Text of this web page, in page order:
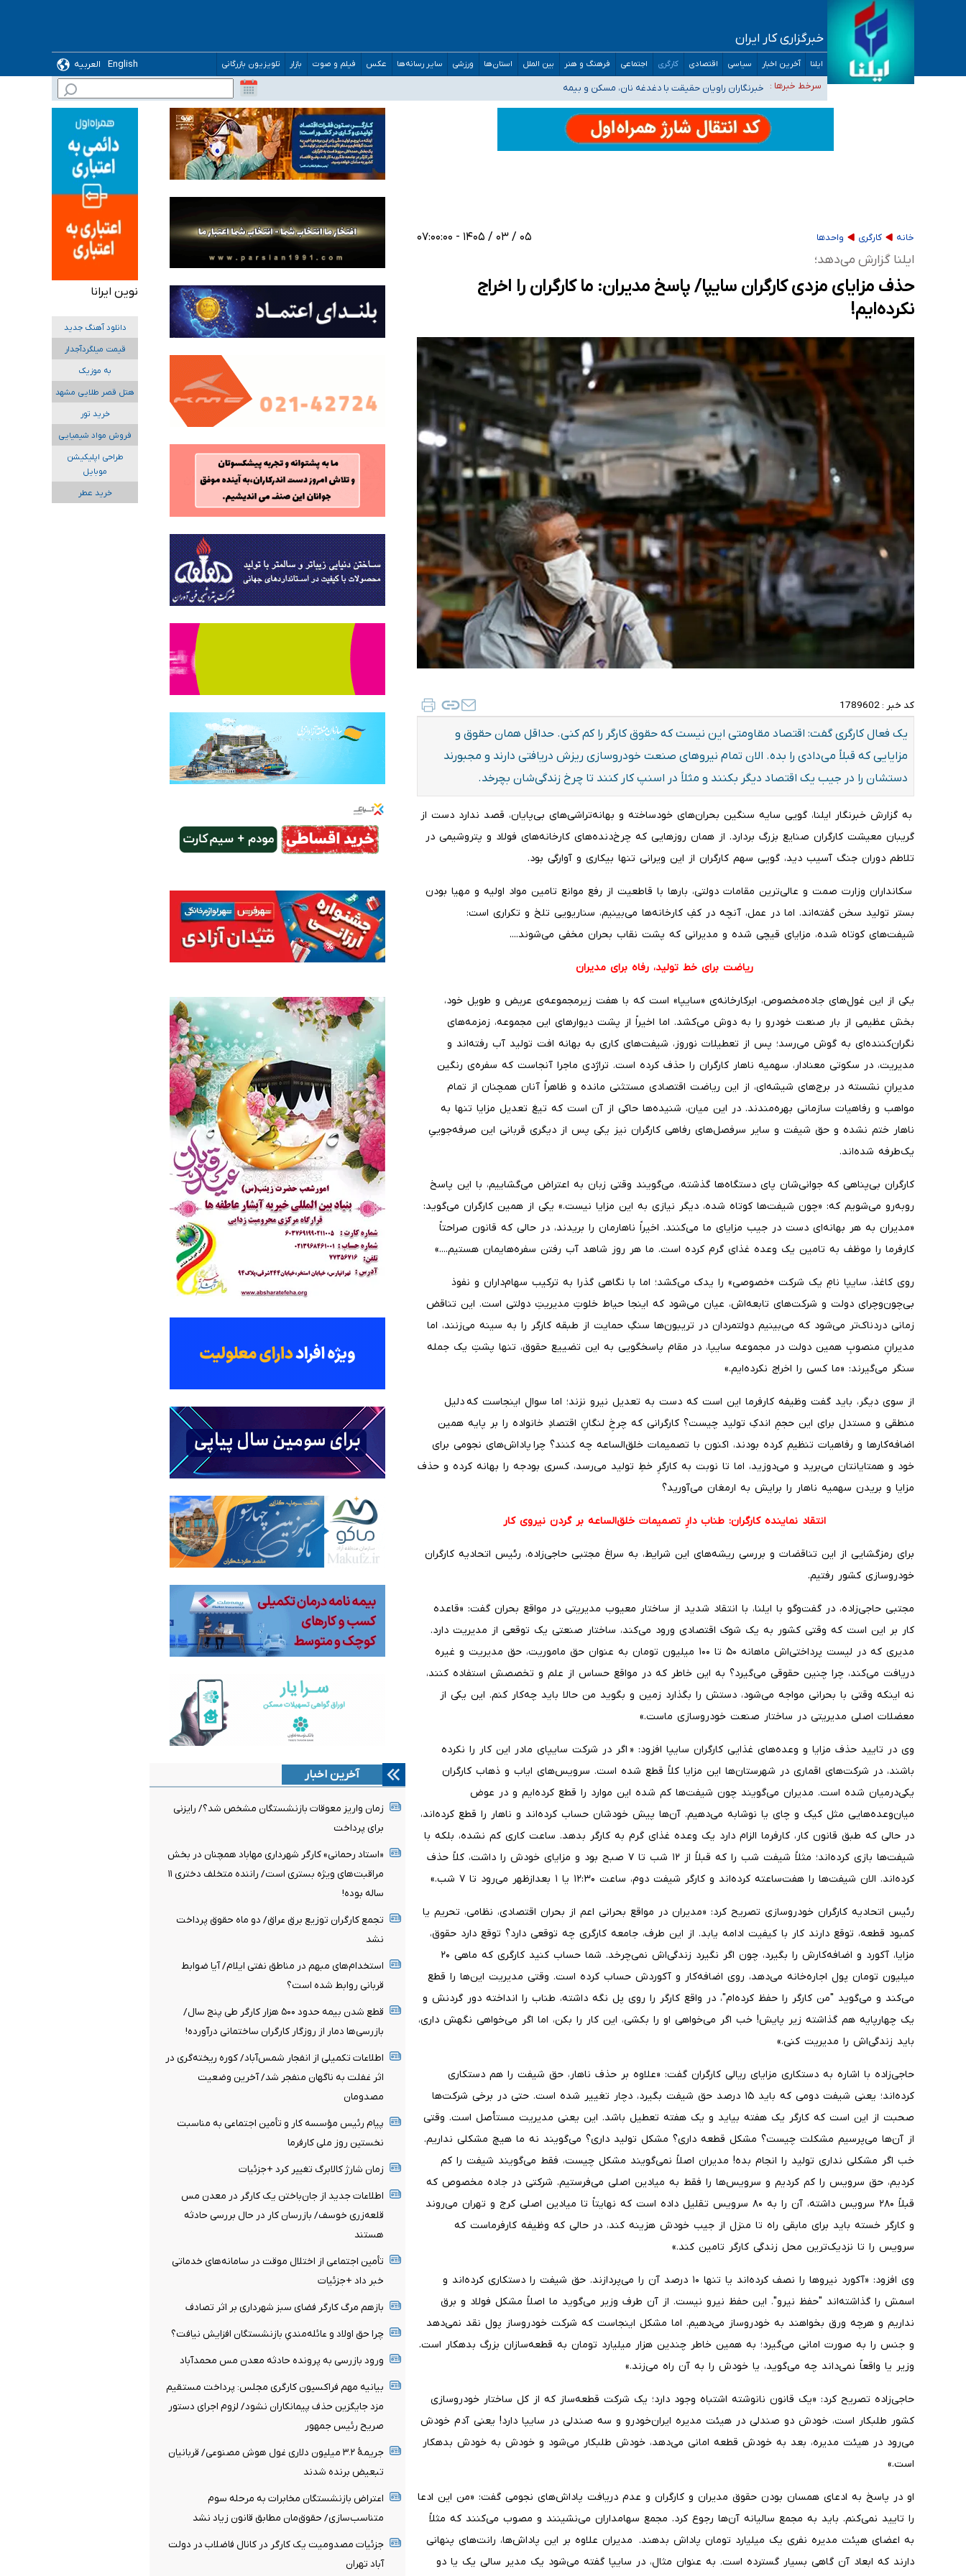
خبرگزاری کار ایران
ایلنا آخرین اخبار سیاسی اقتصادی کارگری اجتماعی فرهنگ و هنر بین الملل استان‌ها ورزشی سایر رسانه‌ها عکس فیلم و صوت بازار تلویزیون بازرگانی English
العربیه
سرخط خبرها :
تعویق آزمون ورودی دکترای تخصصی فرماندهی صحنه عملیات و دکترای تخصصی جغرافیای نظامی دافوس آجا
خبرنگاران راویان حقیقت با دغدغه نان، مسکن و بیمه
آخرین وضعیت شیوع عفونت‌های تنفسی در کشور/ خوزستان و کرمان بالاتر از آستانه هشدار
هیچ پرستاری بازداشت یا اخراج نشده است/ از رئیس جمهور خواستیم ورود کند
ثبت‌نام بخش عمده دانش‌آموزان مدارس ایرانی امارات در کشور/ درباره محصلان باقی‌مانده در دبی متناسب با شرایط جدید تصمیم‌گیری می‌شود
خانه کارگری واحدها ۰۵ / ۰۳ / ۱۴۰۵ - ۰۷:۰۰:۰۰
ایلنا گزارش می‌دهد؛
حذف مزایای مزدی کارگران سایپا/ پاسخ مدیران: ما کارگران را اخراج
نکرده‌ایم!
کد خبر : 1789602
یک فعال کارگری گفت: اقتصاد مقاومتی این نیست که حقوق کارگر را کم کنی. حداقل همان حقوق و
مزایایی که قبلاً می‌دادی را بده. الان تمام نیروهای صنعت خودروسازی ریزش دریافتی دارند و مجبورند
دستشان را در جیب یک اقتصاد دیگر بکنند و مثلاً در اسنپ کار کنند تا چرخ زندگی‌شان بچرخد.
به گزارش خبرنگار ایلنا، گویی سایه سنگین بحران‌های خودساخته و بهانه‌تراشی‌های بی‌پایان، قصد ندارد دست از
گریبان معیشت کارگران صنایع بزرگ بردارد. از همان روزهایی که چرخ‌دنده‌های کارخانه‌های فولاد و پتروشیمی در
تلاطم دوران جنگ آسیب دید، گویی سهم کارگران از این ویرانی تنها بیکاری و آوارگی بود.
سکانداران وزارت صمت و عالی‌ترین مقامات دولتی، بارها با قاطعیت از رفع موانع تامین مواد اولیه و مهیا بودن
بستر تولید سخن گفته‌اند. اما در عمل، آنچه در کفِ کارخانه‌ها می‌بینیم، سناریویی تلخ و تکراری است:
شیفت‌های کوتاه شده، مزایای قیچی شده و مدیرانی که پشت نقاب بحران مخفی می‌شوند....
ریاضت برای خط تولید، رفاه برای مدیران
​یکی از این غول‌های جاده‌مخصوص، ابرکارخانه‌ی «سایپا» است که با هفت زیرمجموعه‌ی عریض و طویل خود،
بخش عظیمی از بار صنعت خودرو را به دوش می‌کشد. اما اخیراً از پشت دیوارهای این مجموعه، زمزمه‌های
نگران‌کننده‌ای به گوش می‌رسد؛ پس از تعطیلات نوروز، شیفت‌های کاری به بهانه افت تولید آب رفته‌اند و
مدیریت، در سکوتی معنادار، سهمیه ناهار کارگران را حذف کرده است. تراژدی ماجرا آنجاست که سفره‌ی رنگین
مدیرانِ نشسته در برج‌های شیشه‌ای، از این ریاضت اقتصادی مستثنی مانده و ظاهراً آنان همچنان از تمام
مواهب و رفاهیات سازمانی بهره‌مندند. در این میان، شنیده‌ها حاکی از آن است که تیغ تعدیل مزایا تنها به
ناهار ختم نشده و حق شیفت و سایر سرفصل‌های رفاهی کارگران نیز یکی پس از دیگری قربانی این صرفه‌جوییِ
یک‌طرفه شده‌اند.
​کارگران بی‌پناهی که جوانی‌شان پای دستگاه‌ها گذشته، می‌گویند وقتی زبان به اعتراض می‌گشاییم، با این پاسخ
روبه‌رو می‌شویم که: «چون شیفت‌ها کوتاه شده، دیگر نیازی به این مزایا نیست.» یکی از همین کارگران می‌گوید:
«مدیران به هر بهانه‌ای دست در جیب مزایای ما می‌کنند. اخیراً ناهارمان را بریدند، در حالی که قانون صراحتاً
کارفرما را موظف به تامین یک وعده غذای گرم کرده است. ما هر روز شاهد آب رفتن سفره‌هایمان هستیم....»
​روی کاغذ، سایپا نامِ یک شرکت «خصوصی» را یدک می‌کشد؛ اما با نگاهی گذرا به ترکیب سهام‌داران و نفوذ
بی‌چون‌وچرای دولت و شرکت‌های تابعه‌اش، عیان می‌شود که اینجا حیاط خلوتِ مدیریتِ دولتی است. این تناقض
زمانی دردناک‌تر می‌شود که می‌بینیم دولتمردان در تریبون‌ها سنگِ حمایت از طبقه کارگر را به سینه می‌زنند، اما
مدیرانِ منصوبِ همین دولت در مجموعه سایپا، در مقام پاسخگویی به این تضییع حقوق، تنها پشتِ یک جمله
سنگر می‌گیرند: «ما کسی را اخراج نکرده‌ایم.»
​از سوی دیگر، باید گفت وظیفه کارفرما این است که دست به تعدیل نیرو نزند؛ اما سوال اینجاست که دلیل
منطقی و مستدل برای این حجمِ اندکِ تولید چیست؟ کارگرانی که چرخِ لنگانِ اقتصادِ خانواده را بر پایه همین
اضافه‌کارها و رفاهیات تنظیم کرده بودند، اکنون با تصمیمات خلق‌الساعه چه کنند؟ چرا پاداش‌های نجومی برای
خود و همتایانتان می‌برید و می‌دوزید، اما تا نوبت به کارگرِ خطِ تولید می‌رسد، کسری بودجه را بهانه کرده و حذف
مزایا و بریدن سهمیه ناهار را برایش به ارمغان می‌آورید؟
انتقاد نماینده کارگران: طناب دارِ تصمیمات خلق‌الساعه بر گردن نیروی کار
​برای رمزگشایی از این تناقضات و بررسی ریشه‌های این شرایط، به سراغ مجتبی حاجی‌زاده، رئیس اتحادیه کارگران
خودروسازی کشور رفتیم.
مجتبی حاجی‌زاده، در گفت‌وگو با ایلنا، با انتقاد شدید از ساختار معیوب مدیریتی در مواقع بحران گفت: «قاعده
کار بر این است که وقتی کشور به یک شوک اقتصادی ورود می‌کند، ساختار صنعتی یک توقعی از مدیریت دارد.
مدیری که در لیست پرداختی‌اش ماهانه ۵۰ تا ۱۰۰ میلیون تومان به عنوان حق ماموریت، حق مدیریت و غیره
دریافت می‌کند، چرا چنین حقوقی می‌گیرد؟ به این خاطر که در مواقع حساس از علم و تخصصش استفاده کنند،
نه اینکه وقتی با بحرانی مواجه می‌شود، دستش را بگذارد زمین و بگوید من حالا باید چه‌کار کنم. این یکی از
معضلات اصلی مدیریتی در ساختار صنعت خودروسازی ماست.»
وی در تایید حذف مزایا و وعده‌های غذایی کارگران سایپا افزود: « اگر در شرکت سایپای مادر این کار را نکرده
باشند، در شرکت‌های اقماری در شهرستان‌ها این مزایا کلاً قطع شده است. سرویس‌های ایاب و ذهاب کارگران
یکی‌درمیان شده است. مدیران می‌گویند چون شیفت‌ها کم شده این موارد را قطع کرده‌ایم و در عوض
میان‌وعده‌هایی مثل کیک و چای یا نوشابه می‌دهیم. آن‌ها پیش خودشان حساب کرده‌اند و ناهار را قطع کرده‌اند،
در حالی که طبق قانون کار، کارفرما الزام دارد یک وعده غذای گرم به کارگر بدهد. ساعت کاری کم نشده، بلکه با
شیفت‌ها بازی کرده‌اند؛ مثلاً شیفت شب را که قبلاً از ۱۲ شب تا ۷ صبح بود و مزایای خودش را داشت، کلاً حذف
کرده‌اند. الان شیفت‌ها را هفت‌ساعته کرده‌اند و کارگر شیفت دوم، ساعت ۱۲:۳۰ یا ۱ بعدازظهر می‌رود تا ۷ شب.»
رئیس اتحادیه کارگران خودروسازی تصریح کرد: «مدیران در مواقع بحرانی اعم از بحران اقتصادی، نظامی، تحریم یا
کمبود قطعه، توقع دارند کار با کیفیت ادامه یابد. از این طرف، جامعه کارگری چه توقعی دارد؟ توقع دارد حقوق،
مزایا، آکورد و اضافه‌کارش را بگیرد، چون اگر نگیرد زندگی‌اش نمی‌چرخد. شما حساب کنید کارگری که ماهی ۲۰
میلیون تومان پول اجاره‌خانه می‌دهد، روی اضافه‌کار و آکوردش حساب کرده است. وقتی مدیریت این‌ها را قطع
می‌کند و می‌گوید "من کارگر را حفظ کرده‌ام"، در واقع کارگر را روی پل نگه داشته، طناب را انداخته دور گردنش و
یک چهارپایه هم گذاشته زیر پایش! خب اگر می‌خواهی او را بکشی، این کار را بکن، اما اگر می‌خواهی نگهش داری،
باید زندگی‌اش را مدیریت کنی.»
حاجی‌زاده با اشاره به دستکاری مزایای ریالی کارگران گفت: «علاوه بر حذف ناهار، حق شیفت را هم دستکاری
کرده‌اند؛ یعنی شیفت دومی که باید ۱۵ درصد حق شیفت بگیرد، دچار تغییر شده است. حتی در برخی شرکت‌ها
صحبت از این است که کارگر یک هفته بیاید و یک هفته تعطیل باشد. این یعنی مدیریت مستأصل است. وقتی
از آن‌ها می‌پرسیم مشکلت چیست؟ مشکل قطعه داری؟ مشکل تولید داری؟ می‌گویند نه ما هیچ مشکلی نداریم.
خب اگر مشکلی نداری تولید را انجام بده! مدیران اصلاً نمی‌گویند مشکل چیست، فقط می‌گویند شیفت را کم
کردیم، حق سرویس را کم کردیم و سرویس‌ها را فقط به میادین اصلی می‌فرستیم. شرکتی در جاده مخصوص که
قبلاً ۲۸۰ سرویس داشته، آن را به ۸۰ سرویس تقلیل داده است که نهایتاً تا میادین اصلی کرج و تهران می‌روند
و کارگر خسته باید برای مابقی راه تا منزل از جیب خودش هزینه کند، در حالی که وظیفه کارفرماست که
سرویس را تا نزدیک‌ترین محل زندگی کارگر تامین کند.»
وی افزود: «آکورد نیروها را نصف کرده‌اند یا تنها ۱۰ درصد آن را می‌پردازند. حق شیفت را دستکاری کرده‌اند و
اسمش را گذاشته‌اند "حفظ نیرو". این حفظ نیرو نیست. از آن طرف وزیر می‌گوید ما اصلاً مشکل فولاد و برق
نداریم و هرچه ورق بخواهند به خودروساز می‌دهیم. اما مشکل اینجاست که شرکت خودروساز پول نقد نمی‌دهد
و جنس را به صورت امانی می‌گیرد؛ به همین خاطر چندین هزار میلیارد تومان به قطعه‌سازان بزرگ بدهکار است.
وزیر یا واقعاً نمی‌داند چه می‌گوید، یا خودش را به آن راه می‌زند.»
حاجی‌زاده تصریح کرد: «یک قانون نانوشته اشتباه وجود دارد؛ یک شرکت قطعه‌ساز که از کل ساختار خودروسازی
کشور طلبکار است، خودش دو صندلی در هیئت مدیره ایران‌خودرو و سه صندلی در سایپا دارد! یعنی آدم خودش
می‌رود در هیئت مدیره، بعد به خودش قطعه امانی می‌دهد، خودش طلبکار می‌شود و خودش به خودش بدهکار
است.»
او در پاسخ به ادعای همسان بودن حقوق مدیران و کارگران و عدم دریافت پاداش‌های نجومی گفت: «من این ادعا
را تایید نمی‌کنم. باید به مجمع سالیانه آن‌ها رجوع کرد. مجمع سهامداران می‌نشینند و مصوب می‌کنند که مثلاً
به اعضای هیئت مدیره نفری یک میلیارد تومان پاداش بدهند. مدیران علاوه بر این پاداش‌ها، رانت‌های پنهانی
دارند که ابعاد آن گاهی بسیار گسترده است. به عنوان مثال، در سایپا گفته می‌شود یک مدیر سالی یک یا دو
آخرین اخبار
زمان واریز معوقات بازنشستگان مشخص شد؟/ رایزنی
برای پرداخت
«استاد رحمانی» کارگر شهرداری مهاباد همچنان در بخش
مراقبت‌های ویژه بستری است/ راننده متخلف دختری ۱۱
ساله بوده!
تجمع کارگران توزیع برق عراق/ دو ماه حقوق پرداخت
نشد
استخدام‌های مبهم در مناطق نفتی ایلام/ آیا ضوابط
قربانی روابط شده است؟
قطع شدن بیمه حدود ۵۰۰ هزار کارگر طی پنج سال/
بازرسی‌ها دمار از روزگار کارگران ساختمانی درآورده!
اطلاعات تکمیلی از انفجار شمس‌آباد/ کوره ریخته‌گری در
اثر غفلت به ناگهان منفجر شد/ آخرین وضعیت
مصدومان
پیام رئیس مؤسسه کار و تأمین اجتماعی به مناسبت
نخستین روز ملی کارفرما
زمان شارژ کالابرگ تغییر کرد +جزئیات
اطلاعات جدید از جان‌باختن یک کارگر در معدن مس
قلعه‌زری خوسف/ بازرسان کار در حال بررسی حادثه
هستند
تأمین اجتماعی از اختلال موقت در سامانه‌های خدماتی
خبر داد +جزئیات
بازهم مرگ کارگر فضای سبز شهرداری بر اثر تصادف
چرا حق اولاد و عائله‌مندیِ بازنشستگان افزایش نیافت؟
ورود بازرسی به پرونده حادثه معدن مس محمدآباد
بیانیه مهم فراکسیون کارگری مجلس: پرداخت مستقیم
مزد جایگزین حذف پیمانکاران نشود/ لزوم اجرای دستور
صریح رئیس جمهور
جریمۀ ۳.۲ میلیون دلاری غول هوش مصنوعی/ قربانیان
تبعیض برنده شدند
اعتراض بازنشستگان مخابرات به مرحله سوم
متناسب‌سازی/ حقوق‌مان مطابق قانون زیاد نشد
جزئیات مصدومیت یک کارگر در کانال فاضلاب در دولت
آباد تهران
نوین ایرانا
دانلود آهنگ جدید
قیمت میلگردآجدار
به موزیک
هتل قصر طلایی مشهد
خرید تور
فروش مواد شیمیایی
طراحی اپلیکیشن
موبایل
خرید عطر